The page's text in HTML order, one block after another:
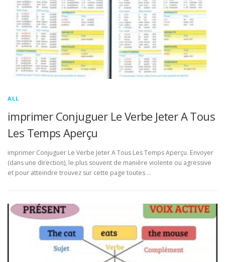
ALL
imprimer Conjuguer Le Verbe Jeter A Tous
Les Temps Aperçu
imprimer Conjuguer Le Verbe Jeter A Tous Les Temps Aperçu. Envoyer
(dans une direction), le plus souvent de manière violente ou agressive
et pour atteindre trouvez sur cette page toutes …